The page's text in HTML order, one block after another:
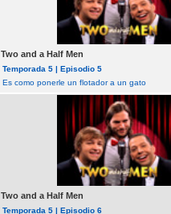
Two and a Half Men
Temporada 5 | Episodio 5
Es como ponerle un flotador a un gato
Two and a Half Men
Temporada 5 | Episodio 6